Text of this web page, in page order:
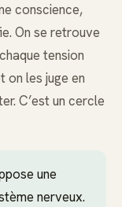
conscience,
On se retrouve
tension
on les juge en
C’est un cercle
une
nerveux.